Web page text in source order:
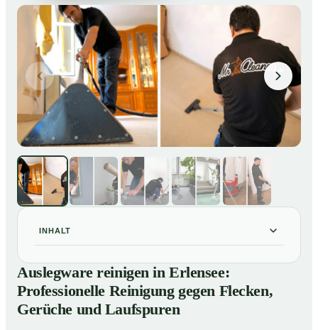
INHALT
01 Auslegware reinigen in Erlensee: Professionelle
Reinigung gegen Flecken, Gerüche und Laufspuren
02 So wird Auslegware in Erlensee professionell gereinigt
Auslegware reinigen in Erlensee:
Professionelle Reinigung gegen Flecken,
Gerüche und Laufspuren